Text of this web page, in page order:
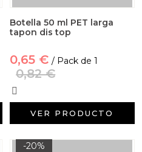
Botella 50 ml PET larga
tapon dis top
0,65 € / Pack de 1
0,82 €
VER PRODUCTO
-20%